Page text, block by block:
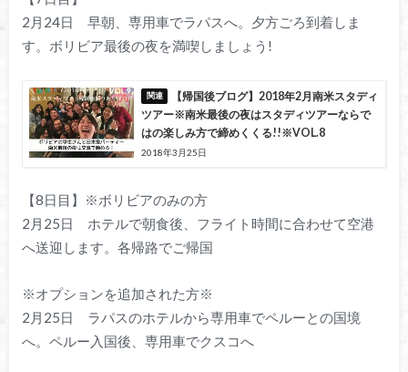
2月24日 早朝、専用車でラパスへ。夕方ごろ到着しま
す。ボリビア最後の夜を満喫しましょう!
【帰国後ブログ】2018年2月南米スタディ
ツアー※南米最後の夜はスタディツアーならで
はの楽しみ方で締めくくる!!※VOL.8
2018年3月25日
【8日目】※ボリビアのみの方
2月25日 ホテルで朝食後、フライト時間に合わせて空港
へ送迎します。各帰路でご帰国
※オプションを追加された方※
2月25日 ラパスのホテルから専用車でペルーとの国境
へ。ペルー入国後、専用車でクスコへ